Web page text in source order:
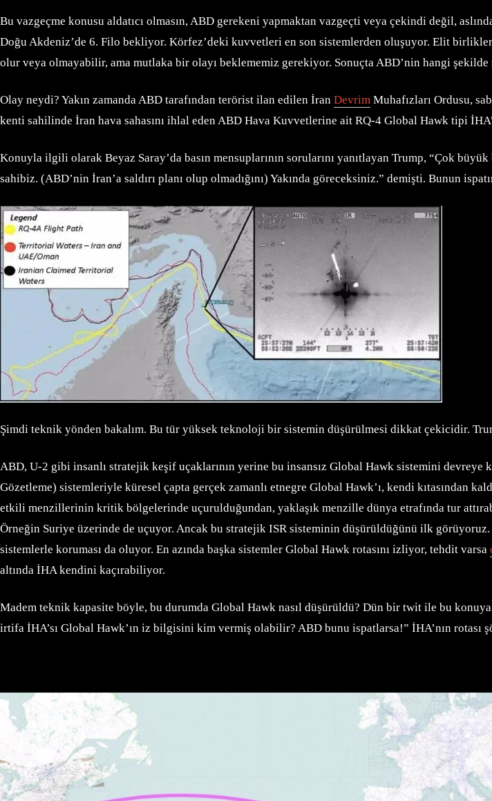
Bu vazgeçme konusu aldatıcı olmasın, ABD gerekeni yapmaktan vazgeçti veya çekindi değil,
Doğu Akdeniz’de 6. Filo bekliyor. Körfez’deki kuvvetleri en son sistemlerden oluşuyor. Elit
olur veya olmayabilir, ama mutlaka bir olayı beklememiz gerekiyor. Sonuçta ABD’nin hangi şekilde
Olay neydi? Yakın zamanda ABD tarafından terörist ilan edilen İran Devrim Muhafızları Ordusu,
kenti sahilinde İran hava sahasını ihlal eden ABD Hava Kuvvetlerine ait RQ-4 Global Hawk tipi
Konuyla ilgili olarak Beyaz Saray’da basın mensuplarının sorularını yanıtlayan Trump, “Çok
sahibiz. (ABD’nin İran’a saldırı planı olup olmadığını) Yakında göreceksiniz.” demişti. Bunun
Şimdi teknik yönden bakalım. Bu tür yüksek teknoloji bir sistemin düşürülmesi dikkat çekicidir.
ABD, U-2 gibi insanlı stratejik keşif uçaklarının yerine bu insansız Global Hawk sistemini
Gözetleme) sistemleriyle küresel çapta gerçek zamanlı etnegre Global Hawk’ı, kendi kıtasından
etkili menzillerinin kritik bölgelerinde uçurulduğundan, yaklaşık menzille dünya etrafında tur
Örneğin Suriye üzerinde de uçuyor. Ancak bu stratejik ISR sisteminin düşürüldüğünü ilk
sistemlerle koruması da oluyor. En azında başka sistemler Global Hawk rotasını izliyor, tehdit varsa
altında İHA kendini kaçırabiliyor.
Madem teknik kapasite böyle, bu durumda Global Hawk nasıl düşürüldü? Dün bir twit ile bu
irtifa İHA’sı Global Hawk’ın iz bilgisini kim vermiş olabilir? ABD bunu ispatlarsa!” İHA’nın rotası